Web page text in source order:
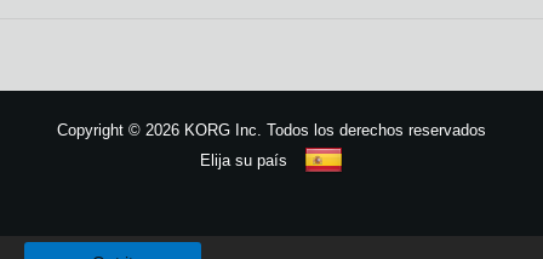
Copyright © 2026 KORG Inc. Todos los derechos reservados
Elija su país